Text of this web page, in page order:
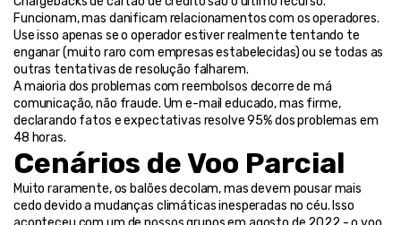
Funcionam, mas danificam relacionamentos com os operadores.
Use isso apenas se o operador estiver realmente tentando te
enganar (muito raro com empresas estabelecidas) ou se todas as
outras tentativas de resolução falharem.
A maioria dos problemas com reembolsos decorre de má
comunicação, não fraude. Um e-mail educado, mas firme,
declarando fatos e expectativas resolve 95% dos problemas em
48 horas.
Cenários de Voo Parcial
Muito raramente, os balões decolam, mas devem pousar mais
cedo devido a mudanças climáticas inesperadas no céu. Isso